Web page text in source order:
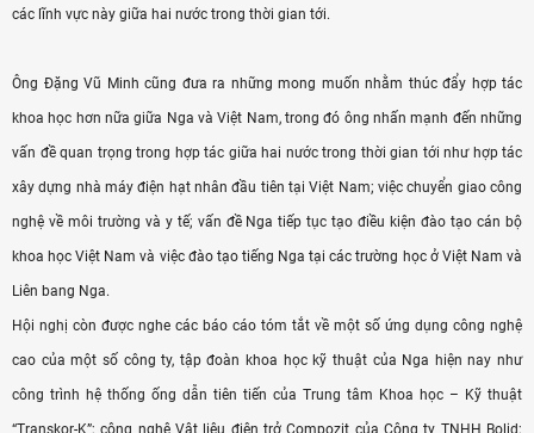
các lĩnh vực này giữa hai nước trong thời gian tới.
Ông Đặng Vũ Minh cũng đưa ra những mong muốn nhằm thúc đẩy hợp tác
khoa học hơn nữa giữa Nga và Việt Nam, trong đó ông nhấn mạnh đến những
vấn đề quan trọng trong hợp tác giữa hai nước trong thời gian tới như hợp tác
xây dựng nhà máy điện hạt nhân đầu tiên tại Việt Nam; việc chuyển giao công
nghệ về môi trường và y tế; vấn đề Nga tiếp tục tạo điều kiện đào tạo cán bộ
khoa học Việt Nam và việc đào tạo tiếng Nga tại các trường học ở Việt Nam và
Liên bang Nga.
Hội nghị còn được nghe các báo cáo tóm tắt về một số ứng dụng công nghệ
cao của một số công ty, tập đoàn khoa học kỹ thuật của Nga hiện nay như
công trình hệ thống ống dẫn tiên tiến của Trung tâm Khoa học – Kỹ thuật
“Transkor-K”; công nghệ Vật liệu điện trở Compozit của Công ty TNHH Bolid;